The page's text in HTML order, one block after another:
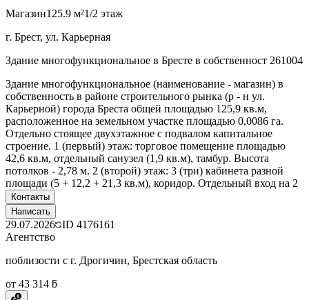
Магазин125.9 м²1/2 этаж
г. Брест, ул. Карьерная
Здание многофункциональное в Бресте в собственност 261004
Здание многофункциональное (наименование - магазин) в
собственность в районе строительного рынка (р - н ул.
Карьерной) города Бреста общей площадью 125,9 кв.м,
расположенное на земельном участке площадью 0,0086 га.
Отдельно стоящее двухэтажное с подвалом капитальное
строение. 1 (первый) этаж: торговое помещение площадью
42,6 кв.м, отдельный санузел (1,9 кв.м), тамбур. Высота
потолков - 2,78 м. 2 (второй) этаж: 3 (три) кабинета разной
площади (5 + 12,2 + 21,3 кв.м), коридор. Отдельный вход на 2
Контакты
Написать
29.07.2026 ID 4176161
Агентство
поблизости с г. Дрогичин, Брестская область
от 43 314 ƃ